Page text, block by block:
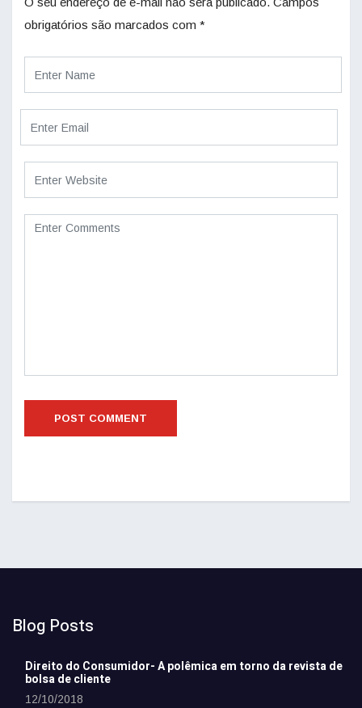
obrigatórios são marcados com *
Blog Posts
Direito do Consumidor- A polêmica em torno da revista de
bolsa de cliente
12/10/2018